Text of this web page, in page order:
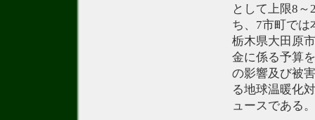
として上限8
ち、7市町では
栃木県大田原
金に係る予算
の影響及び被
る地球温暖化
ュースである。